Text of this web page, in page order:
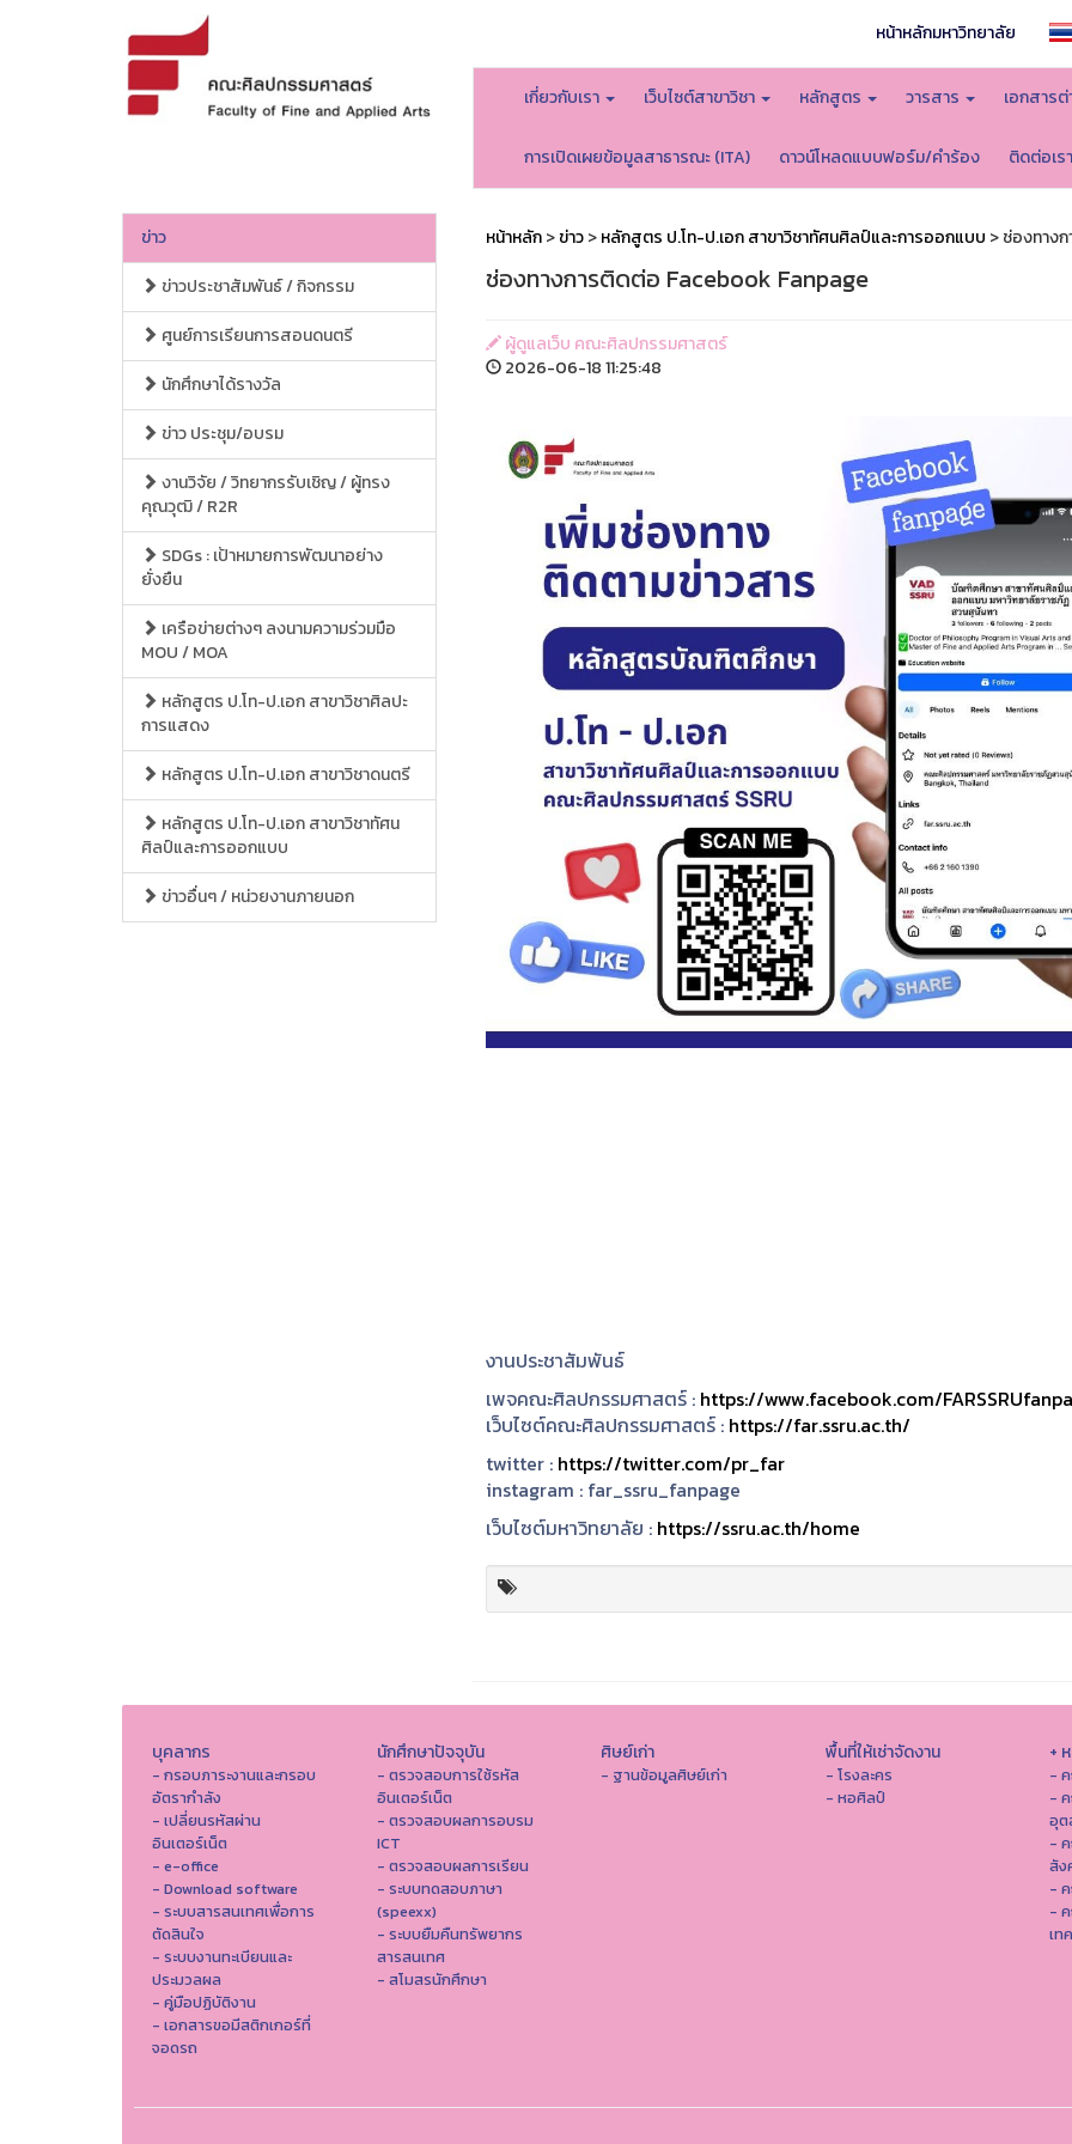
หน้าหลักมหาวิทยาลัย
เกี่ยวกับเรา เว็บไซต์สาขาวิชา หลักสูตร วารสาร เอกสาร
การเปิดเผยข้อมูลสาธารณะ (ITA) ดาวน์โหลดแบบฟอร์ม/คำร้อง ติดต่อเรา
ข่าว
ข่าวประชาสัมพันธ์ / กิจกรรม
ศูนย์การเรียนการสอนดนตรี
นักศึกษาได้รางวัล
ข่าว ประชุม/อบรม
งานวิจัย / วิทยากรรับเชิญ / ผู้ทรง
คุณวุฒิ / R2R
SDGs : เป้าหมายการพัฒนาอย่าง
ยั่งยืน
เครือข่ายต่างๆ ลงนามความร่วมมือ
MOU / MOA
หลักสูตร ป.โท-ป.เอก สาขาวิชาศิลปะ
การแสดง
หลักสูตร ป.โท-ป.เอก สาขาวิชาดนตรี
หลักสูตร ป.โท-ป.เอก สาขาวิชาทัศน
ศิลป์และการออกแบบ
ข่าวอื่นๆ / หน่วยงานภายนอก
หน้าหลัก>ข่าว>หลักสูตร ป.โท-ป.เอก สาขาวิชาทัศนศิลป์และการออกแบบ > ช่องทาง
ช่องทางการติดต่อ Facebook Fanpage
ผู้ดูแลเว็บ คณะศิลปกรรมศาสตร์
2026-06-18 11:25:48
งานประชาสัมพันธ์
เพจคณะศิลปกรรมศาสตร์ : https://www.facebook.com/
เว็บไซต์คณะศิลปกรรมศาสตร์ : https://far.ssru.ac.th/
twitter : https://twitter.com/pr_far
instagram : far_ssru_fanpage
เว็บไซต์มหาวิทยาลัย : https://ssru.ac.th/home
บุคลากร
- กรอบภาระงานและกรอบ
อัตรากำลัง
- เปลี่ยนรหัสผ่าน
อินเตอร์เน็ต
- e-office
- Download software
- ระบบสารสนเทศเพื่อการ
ตัดสินใจ
- ระบบงานทะเบียนและ
ประมวลผล
- คู่มือปฏิบัติงาน
- เอกสารขอมีสติกเกอร์ที่
จอดรถ
นักศึกษาปัจจุบัน
- ตรวจสอบการใช้รหัส
อินเตอร์เน็ต
- ตรวจสอบผลการอบรม
ICT
- ตรวจสอบผลการเรียน
- ระบบทดสอบภาษา
(speexx)
- ระบบยืมคืนทรัพยากร
สารสนเทศ
- สโมสรนักศึกษา
ศิษย์เก่า
- ฐานข้อมูลศิษย์เก่า
พื้นที่ให้เช่าจัดงาน
- โรงละคร
- หอศิลป์
+
-
-
อุต
-
สัง
-
-
เท